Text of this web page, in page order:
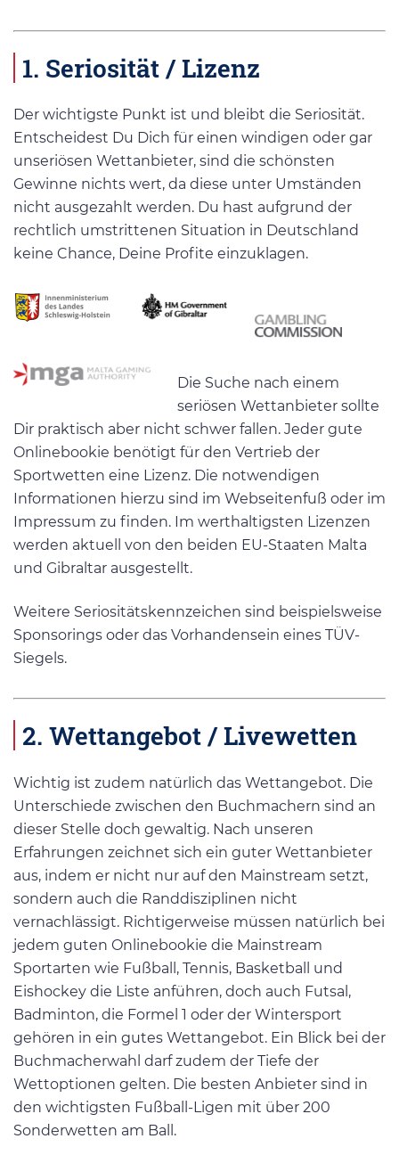
1. Seriosität / Lizenz
Der wichtigste Punkt ist und bleibt die Seriosität.
Entscheidest Du Dich für einen windigen oder gar
unseriösen Wettanbieter, sind die schönsten
Gewinne nichts wert, da diese unter Umständen
nicht ausgezahlt werden. Du hast aufgrund der
rechtlich umstrittenen Situation in Deutschland
keine Chance, Deine Profite einzuklagen.
Die Suche nach einem
seriösen Wettanbieter sollte
Dir praktisch aber nicht schwer fallen. Jeder gute
Onlinebookie benötigt für den Vertrieb der
Sportwetten eine Lizenz. Die notwendigen
Informationen hierzu sind im Webseitenfuß oder im
Impressum zu finden. Im werthaltigsten Lizenzen
werden aktuell von den beiden EU-Staaten Malta
und Gibraltar ausgestellt.
Weitere Seriositätskennzeichen sind beispielsweise
Sponsorings oder das Vorhandensein eines TÜV-
Siegels.
2. Wettangebot / Livewetten
Wichtig ist zudem natürlich das Wettangebot. Die
Unterschiede zwischen den Buchmachern sind an
dieser Stelle doch gewaltig. Nach unseren
Erfahrungen zeichnet sich ein guter Wettanbieter
aus, indem er nicht nur auf den Mainstream setzt,
sondern auch die Randdisziplinen nicht
vernachlässigt. Richtigerweise müssen natürlich bei
jedem guten Onlinebookie die Mainstream
Sportarten wie Fußball, Tennis, Basketball und
Eishockey die Liste anführen, doch auch Futsal,
Badminton, die Formel 1 oder der Wintersport
gehören in ein gutes Wettangebot. Ein Blick bei der
Buchmacherwahl darf zudem der Tiefe der
Wettoptionen gelten. Die besten Anbieter sind in
den wichtigsten Fußball-Ligen mit über 200
Sonderwetten am Ball.